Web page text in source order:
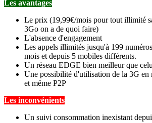
Les avantages
Le prix (19,99€/mois pour tout illimité
3Go on a de quoi faire)
L'absence d'engagement
Les appels illimités jusqu'à 199
mois et depuis 5 mobiles différents.
Un réseau EDGE bien meilleur que
Une possibilité d'utilisation de la 3G en
et même P2P
Les inconvénients
Un suivi consommation inexistant